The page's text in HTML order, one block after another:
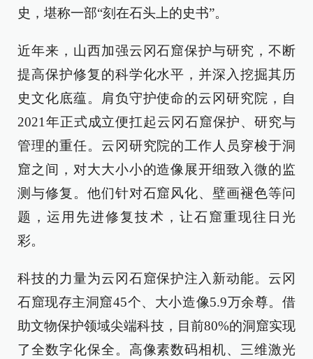
史，堪称一部“刻在石头上的史书”。
近年来，山西加强云冈石窟保护与研究，不断
提高保护修复的科学化水平，并深入挖掘其历
史文化底蕴。肩负守护使命的云冈研究院，自
2021年正式成立便扛起云冈石窟保护、研究与
管理的重任。云冈研究院的工作人员穿梭于洞
窟之间，对大大小小的造像展开细致入微的监
测与修复。他们针对石窟风化、壁画褪色等问
题，运用先进修复技术，让石窟重现往日光
彩。
科技的力量为云冈石窟保护注入新动能。云冈
石窟现存主洞窟45个、大小造像5.9万余尊。借
助文物保护领域尖端科技，目前80%的洞窟实现
了全数字化保全。高像素数码相机、三维激光